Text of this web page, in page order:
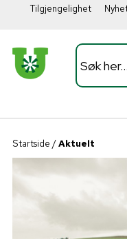
Tilgjengelighet
Startside /Aktuelt